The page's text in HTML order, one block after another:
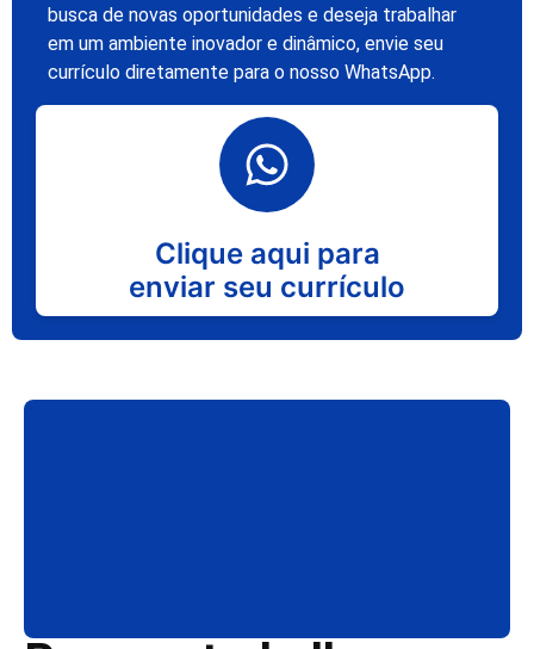
busca de novas oportunidades e deseja trabalhar
em um ambiente inovador e dinâmico, envie seu
currículo diretamente para o nosso WhatsApp.
Clique aqui para
enviar seu currículo